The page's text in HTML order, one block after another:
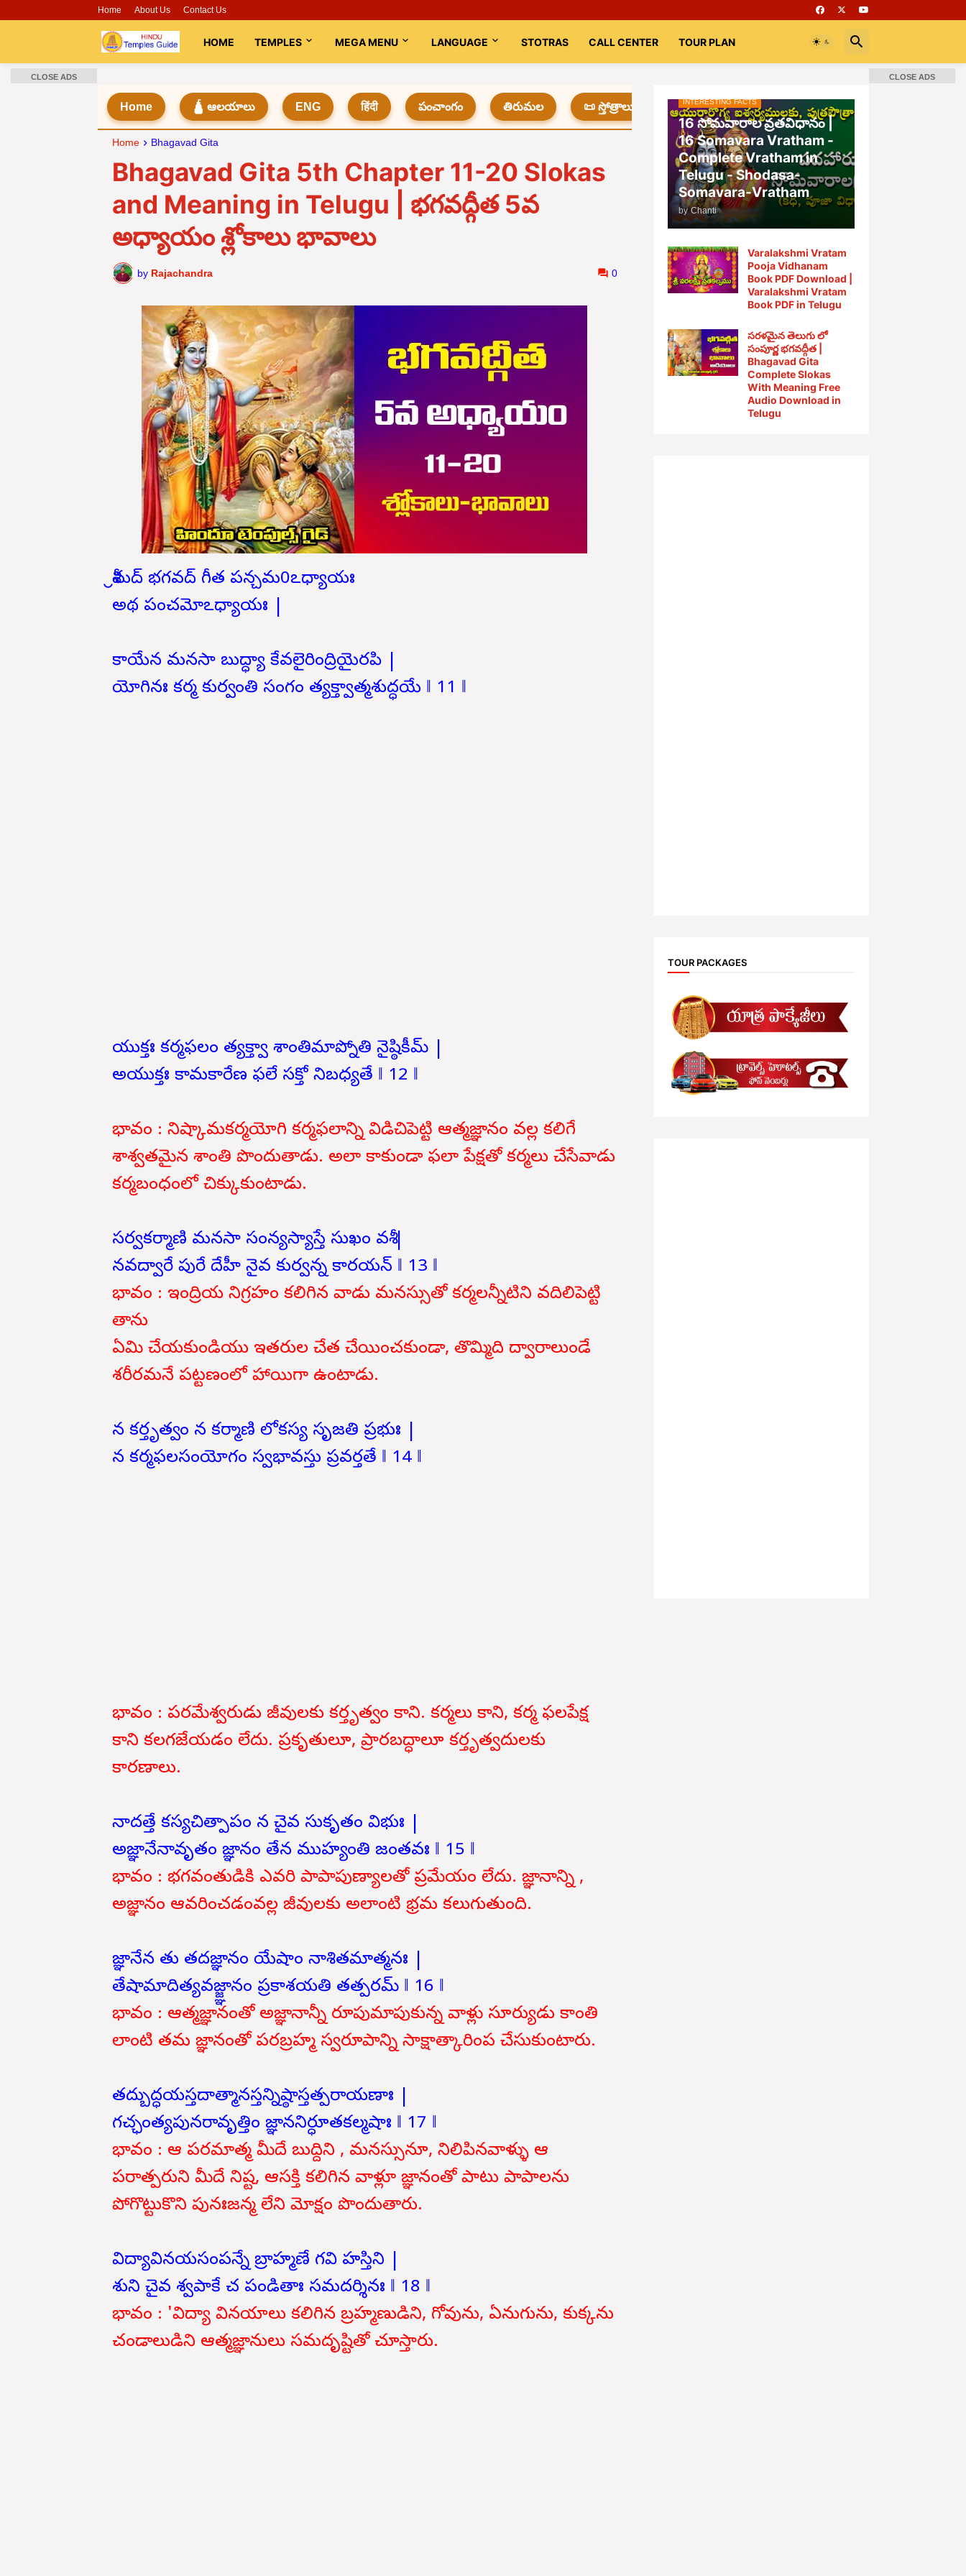
Home About Us Contact Us
HOME TEMPLES MEGA MENU LANGUAGE STOTRAS CALL CENTER TOUR PLAN
Home 🛕 ఆలయాలు ENG हिंदी పంచాంగం తిరుమల 📜 స్తోత్రాలు 📚 Books Rooms భగవద్గీత
Home Bhagavad Gita
Bhagavad Gita 5th Chapter 11-20 Slokas
and Meaning in Telugu | భగవద్గీత 5వ
అధ్యాయం శ్లోకాలు భావాలు
by Rajachandra 0
శ్రీమద్ భగవద్ గీత పన్చమ0ఽధ్యాయః
అథ పంచమోఽధ్యాయః |
కాయేన మనసా బుద్ధ్యా కేవలైరింద్రియైరపి |
యోగినః కర్మ కుర్వంతి సంగం త్యక్త్వాత్మశుద్ధయే ‖ 11 ‖
యుక్తః కర్మఫలం త్యక్త్వా శాంతిమాప్నోతి నైష్ఠికీమ్ |
అయుక్తః కామకారేణ ఫలే సక్తో నిబధ్యతే ‖ 12 ‖
భావం : నిష్కామకర్మయోగి కర్మఫలాన్ని విడిచిపెట్టి ఆత్మజ్ఞానం వల్ల కలిగే
శాశ్వతమైన శాంతి పొందుతాడు. అలా కాకుండా ఫలా పేక్షతో కర్మలు చేసేవాడు
కర్మబంధంలో చిక్కుకుంటాడు.
సర్వకర్మాణి మనసా సంన్యస్యాస్తే సుఖం వశీ |
నవద్వారే పురే దేహీ నైవ కుర్వన్న కారయన్ ‖ 13 ‖
భావం : ఇంద్రియ నిగ్రహం కలిగిన వాడు మనస్సుతో కర్మలన్నీటిని వదిలిపెట్టి
తాను
ఏమి చేయకుండియు ఇతరుల చేత చేయించకుండా, తొమ్మిది ద్వారాలుండే
శరీరమనే పట్టణంలో హాయిగా ఉంటాడు.
న కర్తృత్వం న కర్మాణి లోకస్య సృజతి ప్రభుః |
న కర్మఫలసంయోగం స్వభావస్తు ప్రవర్తతే ‖ 14 ‖
భావం : పరమేశ్వరుడు జీవులకు కర్తృత్వం కాని. కర్మలు కాని, కర్మ ఫలపేక్ష
కాని కలగజేయడం లేదు. ప్రకృతులూ, ప్రారబద్ధాలూ కర్తృత్వదులకు
కారణాలు.
నాదత్తే కస్యచిత్పాపం న చైవ సుకృతం విభుః |
అజ్ఞానేనావృతం జ్ఞానం తేన ముహ్యంతి జంతవః ‖ 15 ‖
భావం : భగవంతుడికి ఎవరి పాపాపుణ్యాలతో ప్రమేయం లేదు. జ్ఞానాన్ని ,
అజ్ఞానం ఆవరించడంవల్ల జీవులకు అలాంటి భ్రమ కలుగుతుంది.
జ్ఞానేన తు తదజ్ఞానం యేషాం నాశితమాత్మనః |
తేషామాదిత్యవజ్జ్ఞానం ప్రకాశయతి తత్పరమ్ ‖ 16 ‖
భావం : ఆత్మజ్ఞానంతో అజ్ఞానాన్నీ రూపుమాపుకున్న వాళ్లు సూర్యుడు కాంతి
లాంటి తమ జ్ఞానంతో పరబ్రహ్మ స్వరూపాన్ని సాక్షాత్కారింప చేసుకుంటారు.
తద్బుద్ధయస్తదాత్మానస్తన్నిష్ఠాస్తత్పరాయణాః |
గచ్ఛంత్యపునరావృత్తిం జ్ఞాననిర్ధూతకల్మషాః ‖ 17 ‖
భావం : ఆ పరమాత్మ మీదే బుద్దిని , మనస్సునూ, నిలిపినవాళ్ళు ఆ
పరాత్పరుని మీదే నిష్ట, ఆసక్తి కలిగిన వాళ్లూ జ్ఞానంతో పాటు పాపాలను
పోగొట్టుకొని పునఃజన్మ లేని మోక్షం పొందుతారు.
విద్యావినయసంపన్నే బ్రాహ్మణే గవి హస్తిని |
శుని చైవ శ్వపాకే చ పండితాః సమదర్శినః ‖ 18 ‖
భావం : 'విద్యా వినయాలు కలిగిన బ్రహ్మణుడిని, గోవును, ఏనుగును, కుక్కను
చండాలుడిని ఆత్మజ్ఞానులు సమదృష్టితో చూస్తారు.
INTERESTING FACTS
16 సోమవారాల వ్రతవిధానం |
16 Somavara Vratham -
Complete Vratham in
Telugu - Shodasa-
Somavara-Vratham
by Chanti
Varalakshmi Vratam
Pooja Vidhanam
Book PDF Download |
Varalakshmi Vratam
Book PDF in Telugu
సరళమైన తెలుగు లో
సంపూర్ణ భగవద్గీత |
Bhagavad Gita
Complete Slokas
With Meaning Free
Audio Download in
Telugu
TOUR PACKAGES
CLOSE ADS CLOSE ADS